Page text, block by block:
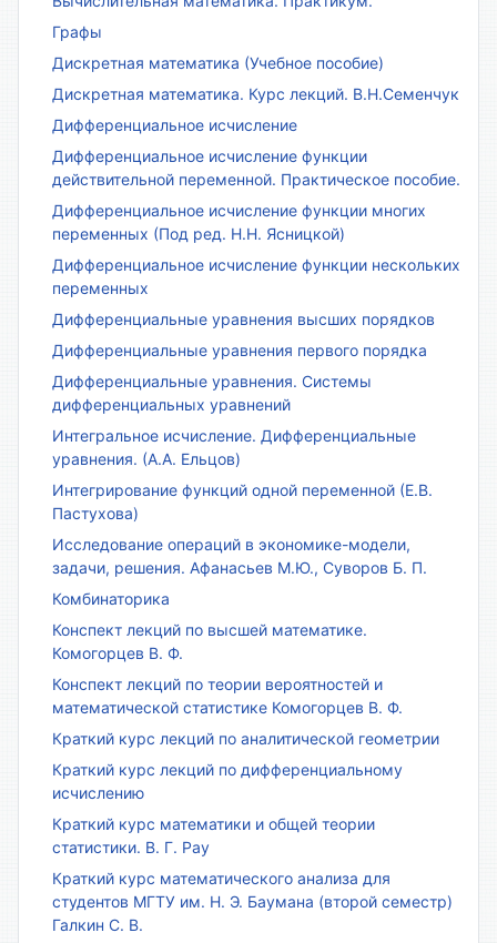
Графы
Дискретная математика (Учебное пособие)
Дискретная математика. Курс лекций. В.Н.Семенчук
Дифференциальное исчисление
Дифференциальное исчисление функции
действительной переменной. Практическое пособие.
Дифференциальное исчисление функции многих
переменных (Под ред. Н.Н. Ясницкой)
Дифференциальное исчисление функции нескольких
переменных
Дифференциальные уравнения высших порядков
Дифференциальные уравнения первого порядка
Дифференциальные уравнения. Системы
дифференциальных уравнений
Интегральное исчисление. Дифференциальные
уравнения. (А.А. Ельцов)
Интегрирование функций одной переменной (Е.В.
Пастухова)
Исследование операций в экономике-модели,
задачи, решения. Афанасьев М.Ю., Суворов Б. П.
Комбинаторика
Конспект лекций по высшей математике.
Комогорцев В. Ф.
Конспект лекций по теории вероятностей и
математической статистике Комогорцев В. Ф.
Краткий курс лекций по аналитической геометрии
Краткий курс лекций по дифференциальному
исчислению
Краткий курс математики и общей теории
статистики. В. Г. Рау
Краткий курс математического анализа для
студентов МГТУ им. Н. Э. Баумана (второй семестр)
Галкин С. В.